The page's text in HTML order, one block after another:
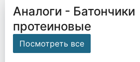
Аналоги - Батончики
протеиновые
Посмотреть все